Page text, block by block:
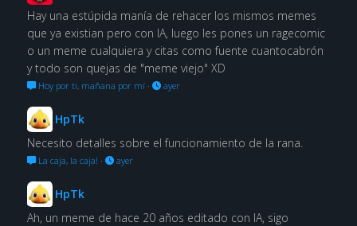
Hay una estúpida manía de rehacer los mismos memes
que ya existian pero con IA, luego les pones un ragecomic
o un meme cualquiera y citas como fuente cuantocabrón
y todo son quejas de "meme viejo" XD
Hoy por ti, mañana por mí· ayer
HpTk
Necesito detalles sobre el funcionamiento de la rana.
La caja, la caja! · ayer
HpTk
Ah, un meme de hace 20 años editado con IA, sigo